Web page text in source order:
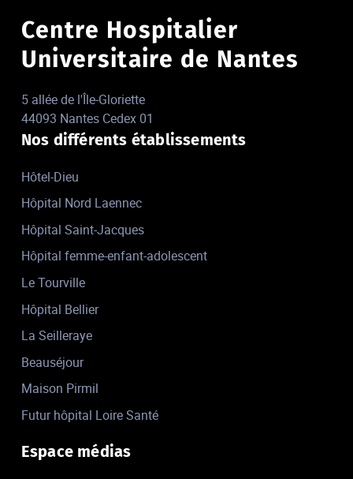
Centre Hospitalier
Universitaire de Nantes
5 allée de l'Île-Gloriette
44093 Nantes Cedex 01
Nos différents établissements
Hôtel-Dieu
Hôpital Nord Laennec
Hôpital Saint-Jacques
Hôpital femme-enfant-adolescent
Le Tourville
Hôpital Bellier
La Seilleraye
Beauséjour
Maison Pirmil
Futur hôpital Loire Santé
Espace médias